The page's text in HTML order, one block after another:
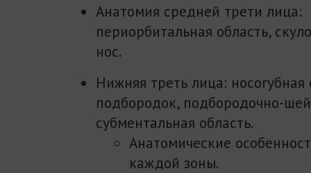
Анатомия средней трети лица:
периорбитальная область,
нос.
Нижняя треть лица: носогубная
подбородок, подбородочно-
субментальная область.
Анатомические
каждой зоны.